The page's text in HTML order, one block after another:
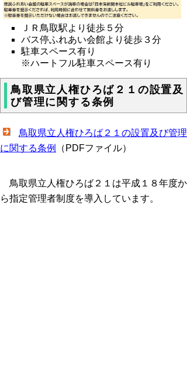
ＪＲ鳥取駅より徒歩５分
バス停ふれあい会館より徒歩３分
駐車スペース有り
※ハートフル駐車スペース有り
鳥取県立人権ひろば２１の設置及
び管理に関する条例
鳥取県立人権ひろば２１の設置及び管理
に関する条例
（PDFファイル）
鳥取県立人権ひろば２１は平成１８年度か
ら指定管理者制度を導入しています。